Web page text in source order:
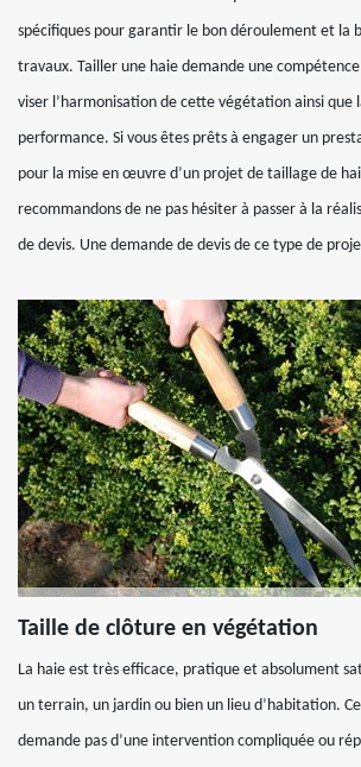
spécifiques pour garantir le bon déroulement et la
travaux. Tailler une haie demande une
viser l’harmonisation de cette végétation ainsi que
performance. Si vous êtes prêts à engager un
pour la mise en œuvre d’un projet de taillage de
recommandons de ne pas hésiter à passer à la
de devis. Une demande de devis de ce type de
Taille de clôture en végétation
La haie est très efficace, pratique et absolument
un terrain, un jardin ou bien un lieu d’habitation.
demande pas d’une intervention compliquée ou